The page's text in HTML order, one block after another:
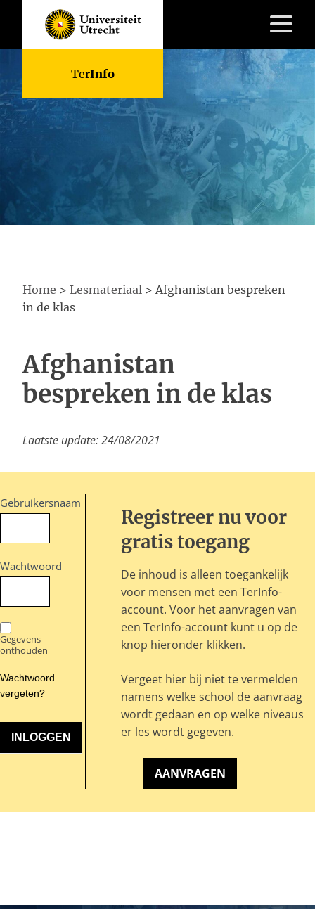
content
TerInfo
Lesmateriaal
FAQ
Contact
Home > Lesmateriaal >Afghanistan bespreken
in de klas
Afghanistan
bespreken in de klas
Laatste update: 24/08/2021
Gebruikersnaam
Wachtwoord
Gegevens
onthouden
Wachtwoord
vergeten?
Registreer nu voor
gratis toegang
De inhoud is alleen toegankelijk
voor mensen met een TerInfo-
account. Voor het aanvragen van
een TerInfo-account kunt u op de
knop hieronder klikken.
Vergeet hier bij niet te vermelden
namens welke school de aanvraag
wordt gedaan en op welke niveaus
er les wordt gegeven.
AANVRAGEN